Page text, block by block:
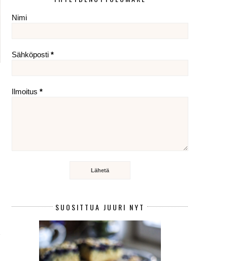
Nimi
Sähköposti *
Ilmoitus *
SUOSITTUA JUURI NYT